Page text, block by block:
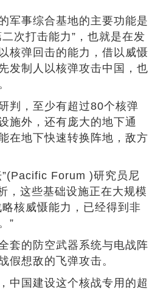
军事综合基地的主要功能是
次打击能力”，也就是在发
核弹回击的能力，借以威慑
发制人以核弹攻击中国，也
判，至少有超过80个核弹
施外，还有庞大的地下通
在地下快速转换阵地，敌方
”(Pacific Forum )研究员尼
，这些基础设施正在大规模
核威慑能力，已经得到非
”
套的防空武器系统与电战阵
假想敌的飞弹攻击。
中国建设这个核战专用的超